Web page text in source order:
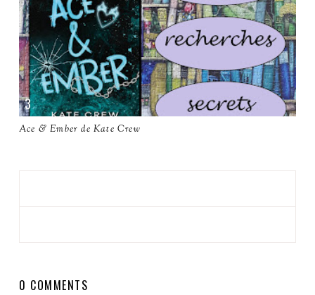
Ace & Ember de Kate Crew
0 COMMENTS